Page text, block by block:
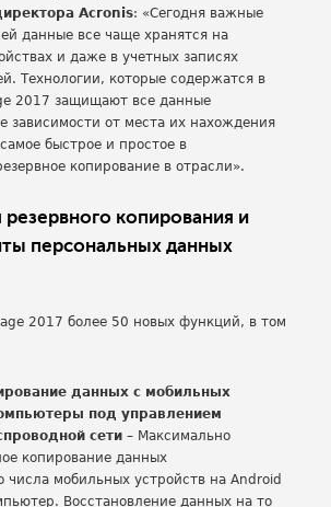
Acronis: «Сегодня важные
данные все чаще хранятся на
и даже в учетных записях
Технологии, которые содержатся в
2017 защищают все данные
зависимости от места их нахождения
быстрое и простое в
копирование в отрасли».
копирования и
персональных данных
2017 более 50 новых функций, в том
данных с мобильных
под управлением
сети – Максимально
копирование данных
числа мобильных устройств на Android
Восстановление данных на то